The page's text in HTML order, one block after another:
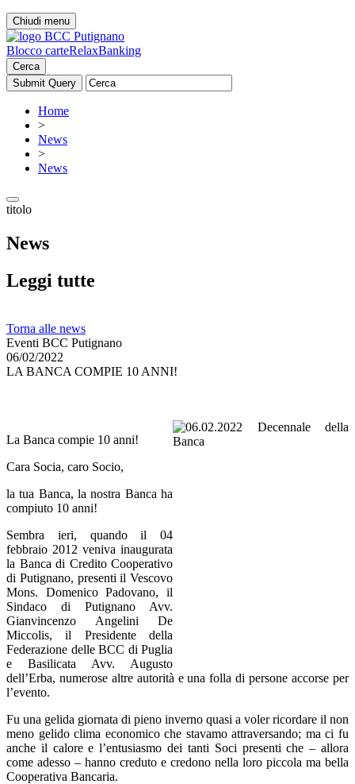
Chiudi menu
Blocco carteRelaxBanking
Cerca
Home
>
News
>
News
titolo
News
Leggi tutte
Torna alle news
Eventi BCC Putignano
06/02/2022
LA BANCA COMPIE 10 ANNI!
La Banca compie 10 anni!
Cara Socia, caro Socio,
la tua Banca, la nostra Banca ha
compiuto 10 anni!
Sembra ieri, quando il 04
febbraio 2012 veniva inaugurata
la Banca di Credito Cooperativo
di Putignano, presenti il Vescovo
Mons. Domenico Padovano, il
Sindaco di Putignano Avv.
Gianvincenzo Angelini De
Miccolis, il Presidente della
Federazione delle BCC di Puglia
e Basilicata Avv. Augusto
dell’Erba, numerose altre autorità e una folla di persone accorse per
l’evento.
Fu una gelida giornata di pieno inverno quasi a voler ricordare il non
meno gelido clima economico che stavamo attraversando; ma ci fu
anche il calore e l’entusiasmo dei tanti Soci presenti che – allora
come adesso – hanno creduto e credono nella loro piccola ma bella
Cooperativa Bancaria.